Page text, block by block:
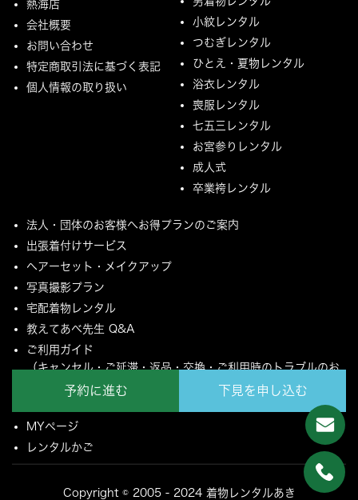
予約に進む 下見を申し込む
熱海店
会社概要
お問い合わせ
特定商取引法に基づく表記
個人情報の取り扱い
小紋レンタル
つむぎレンタル
ひとえ・夏物レンタル
浴衣レンタル
喪服レンタル
七五三レンタル
お宮参りレンタル
成人式
卒業袴レンタル
法人・団体のお客様へお得プランのご案内
出張着付けサービス
ヘアーセット・メイクアップ
写真撮影プラン
宅配着物レンタル
教えてあべ先生 Q&A
ご利用ガイド
（キャンセル・ご延滞・返品・交換・ご利用時のトラブルのお
願いについて）
MYページ
レンタルかご
Copyright © 2005 - 2024 着物レンタルあき